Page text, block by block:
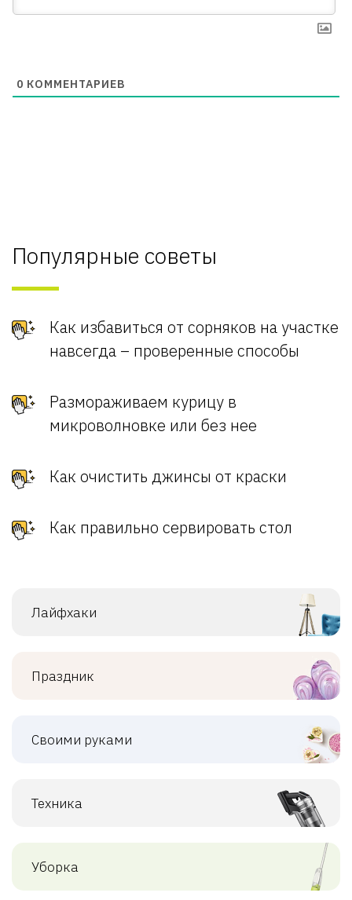
0 КОММЕНТАРИЕВ
Популярные советы
Как избавиться от сорняков на участке
навсегда – проверенные способы
Размораживаем курицу в
микроволновке или без нее
Как очистить джинсы от краски
Как правильно сервировать стол
Лайфхаки
Праздник
Своими руками
Техника
Уборка